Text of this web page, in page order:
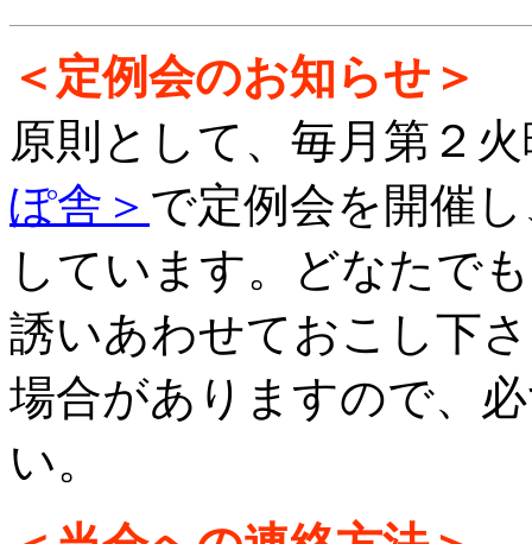
＜定例会のお知らせ＞
原則として、毎月第２
ぽ舎＞ で定例会を開催
しています。どなたで
誘いあわせておこし下
場合がありますので、
い。